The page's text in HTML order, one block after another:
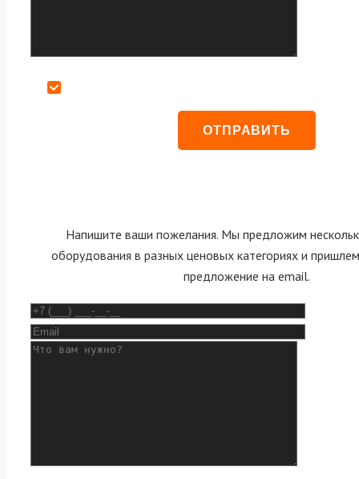
Напишите ваши пожелания. Мы предложим
оборудования в разных ценовых категориях и
предложение на email.